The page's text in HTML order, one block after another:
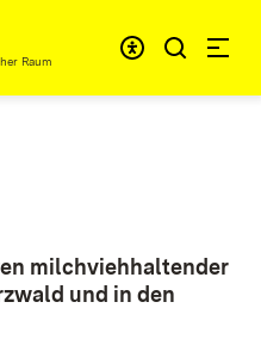
Raum
milchviehhaltender
und in den